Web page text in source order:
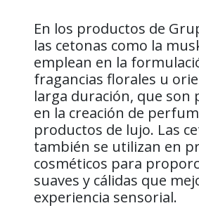
En los productos de
las cetonas como la
emplean en la
fragancias florales u
larga duración, que son
en la creación de
productos de lujo. Las
también se utilizan en
cosméticos para
suaves y cálidas que
experiencia sensorial.